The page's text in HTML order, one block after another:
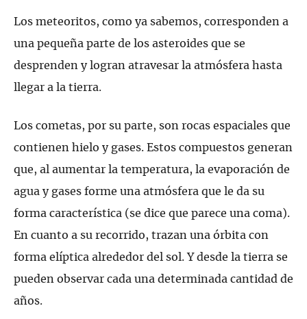
Los meteoritos, como ya sabemos, corresponden a
una pequeña parte de los asteroides que se
desprenden y logran atravesar la atmósfera hasta
llegar a la tierra.
Los cometas, por su parte, son rocas espaciales que
contienen hielo y gases. Estos compuestos generan
que, al aumentar la temperatura, la evaporación de
agua y gases forme una atmósfera que le da su
forma característica (se dice que parece una coma).
En cuanto a su recorrido, trazan una órbita con
forma elíptica alrededor del sol. Y desde la tierra se
pueden observar cada una determinada cantidad de
años.